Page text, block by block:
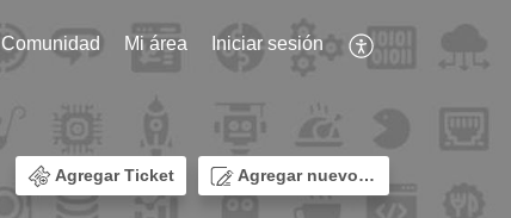
Comunidad Mi área Iniciar sesión
Agregar Ticket Agregar nuevo tema